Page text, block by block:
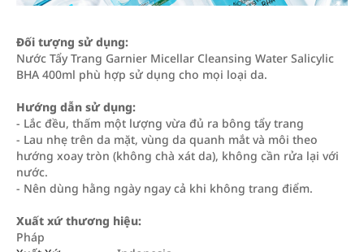
Đối tượng sử dụng:
Nước Tẩy Trang Garnier Micellar Cleansing Water Salicylic
BHA 400ml phù hợp sử dụng cho mọi loại da.
Hướng dẫn sử dụng:
- Lắc đều, thấm một lượng vừa đủ ra bông tẩy trang
- Lau nhẹ trên da mặt, vùng da quanh mắt và môi theo
hướng xoay tròn (không chà xát da), không cần rửa lại với
nước.
- Nên dùng hằng ngày ngay cả khi không trang điểm.
Xuất xứ thương hiệu:
Pháp